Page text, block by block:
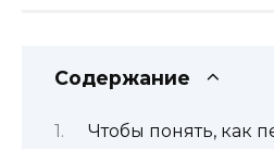
Содержание
Чтобы понять, как